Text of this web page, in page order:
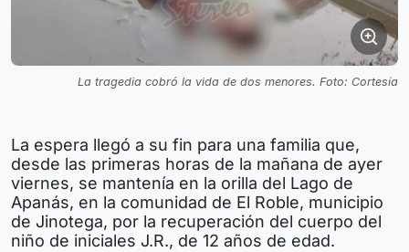
La tragedia cobró la vida de dos menores. Foto: Cortesía
La espera llegó a su fin para una familia que,
desde las primeras horas de la mañana de ayer
viernes, se mantenía en la orilla del Lago de
Apanás, en la comunidad de El Roble, municipio
de Jinotega, por la recuperación del cuerpo del
niño de iniciales J.R., de 12 años de edad.